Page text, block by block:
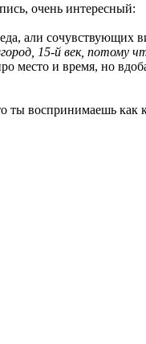
очень интересный:
али сочувствующих
15-й век, потому
место и время, но
воспринимаешь как